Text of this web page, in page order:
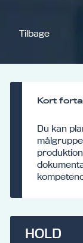
Tilbage
Kort
Du kan
HOLD